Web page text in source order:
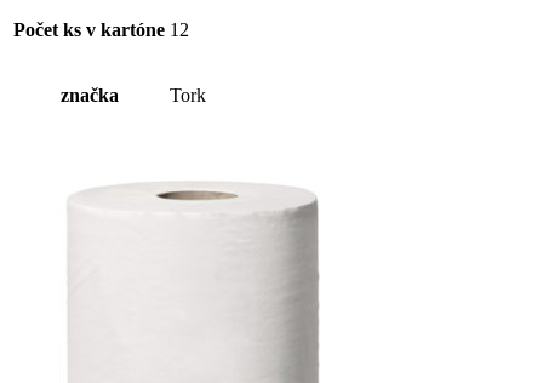
(1ks)
Počet ks v kartóne 12
značka Tork